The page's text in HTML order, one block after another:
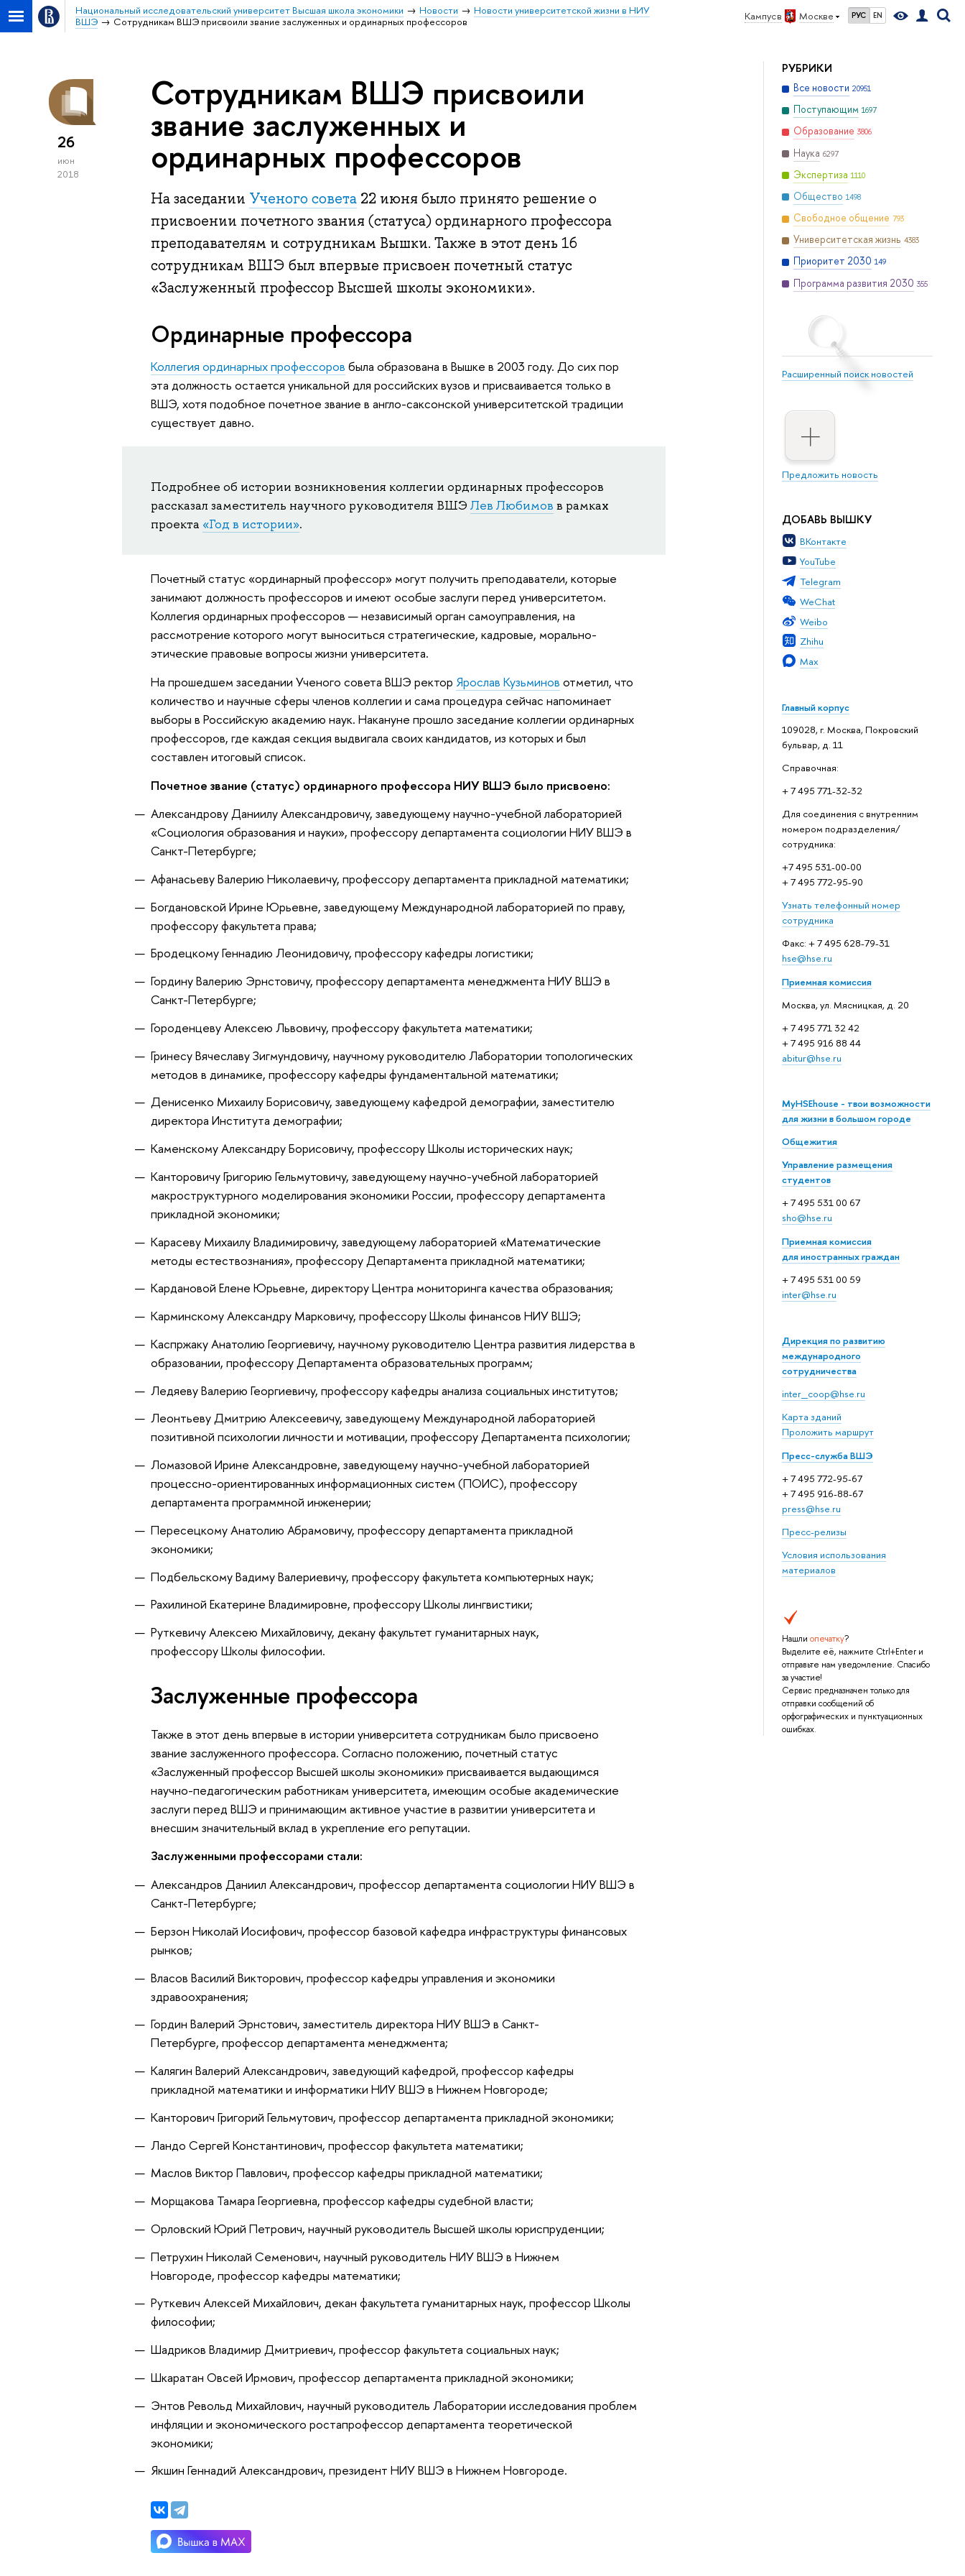
Кампус в Москве РУС EN
Национальный исследовательский университет Высшая школа экономики Новости
Новости университетской жизни в НИУ
ВШЭ
Сотрудникам ВШЭ присвоили звание заслуженных и ординарных профессоров
РУБРИКИ
Все новости 20951
Поступающим 1697
Образование 3806
Наука 6297
Экспертиза 1110
Общество 1498
Свободное общение 793
Университетская жизнь 4383
Приоритет 2030 149
Программа развития 2030 355
Расширенный поиск новостей
Предложить новость
ДОБАВЬ ВЫШКУ
ВКонтакте
YouTube
Telegram
WeChat
Weibo
Zhihu
Max
Главный корпус
109028, г. Москва, Покровский
бульвар, д. 11
Справочная:
+ 7 495 771-32-32
Для соединения с внутренним
номером подразделения/
сотрудника:
+7 495 531-00-00
+ 7 495 772-95-90
Узнать телефонный номер
сотрудника
Факс: + 7 495 628-79-31
hse@hse.ru
Приемная комиссия
Москва, ул. Мясницкая, д. 20
+ 7 495 771 32 42
+ 7 495 916 88 44
abitur@hse.ru
MyHSEhouse - твои возможности
для жизни в большом городе
Общежития
Управление размещения
студентов
+ 7 495 531 00 67
sho@hse.ru
Приемная комиссия
для иностранных граждан
+ 7 495 531 00 59
inter@hse.ru
Дирекция по развитию
международного
сотрудничества
inter_coop@hse.ru
Карта зданий
Проложить маршрут
Пресс-служба ВШЭ
+ 7 495 772-95-67
+ 7 495 916-88-67
press@hse.ru
Пресс-релизы
Условия использования
материалов
Нашли опечатку?
Выделите её, нажмите Ctrl+Enter и
отправьте нам уведомление. Спасибо
за участие!
Сервис предназначен только для
отправки сообщений об
орфографических и пунктуационных
ошибках.
26
июн
2018
Сотрудникам ВШЭ присвоили
звание заслуженных и
ординарных профессоров
На заседании Ученого совета22 июня было принято решение о
присвоении почетного звания (статуса) ординарного профессора
преподавателям и сотрудникам Вышки. Также в этот день 16
сотрудникам ВШЭ был впервые присвоен почетный статус
«Заслуженный профессор Высшей школы экономики».
Ординарные профессора
Коллегия ординарных профессоров была образована в Вышке в 2003 году. До сих пор
эта должность остается уникальной для российских вузов и присваивается только в
ВШЭ, хотя подобное почетное звание в англо-саксонской университетской традиции
существует давно.
Подробнее об истории возникновения коллегии ординарных профессоров
рассказал заместитель научного руководителя ВШЭ Лев Любимов в рамках
проекта «Год в истории».
Почетный статус «ординарный профессор» могут получить преподаватели, которые
занимают должность профессоров и имеют особые заслуги перед университетом.
Коллегия ординарных профессоров — независимый орган самоуправления, на
рассмотрение которого могут выноситься cтратегические, кадровые, морально-
этические правовые вопросы жизни университета.
На прошедшем заседании Ученого совета ВШЭ ректор Ярослав Кузьминов отметил, что
количество и научные сферы членов коллегии и сама процедура сейчас напоминает
выборы в Российскую академию наук. Накануне прошло заседание коллегии ординарных
профессоров, где каждая секция выдвигала своих кандидатов, из которых и был
составлен итоговый список.
Почетное звание (статус) ординарного профессора НИУ ВШЭ было присвоено:
Александрову Даниилу Александровичу, заведующему научно-учебной лабораторией
«Социология образования и науки», профессору департамента социологии НИУ ВШЭ в
Санкт-Петербурге;
Афанасьеву Валерию Николаевичу, профессору департамента прикладной математики;
Богдановской Ирине Юрьевне, заведующему Международной лабораторией по праву,
профессору факультета права;
Бродецкому Геннадию Леонидовичу, профессору кафедры логистики;
Гордину Валерию Эрнстовичу, профессору департамента менеджмента НИУ ВШЭ в
Санкт-Петербурге;
Городенцеву Алексею Львовичу, профессору факультета математики;
Гринесу Вячеславу Зигмундовичу, научному руководителю Лаборатории топологических
методов в динамике, профессору кафедры фундаментальной математики;
Денисенко Михаилу Борисовичу, заведующему кафедрой демографии, заместителю
директора Института демографии;
Каменскому Александру Борисовичу, профессору Школы исторических наук;
Канторовичу Григорию Гельмутовичу, заведующему научно-учебной лабораторией
макроструктурного моделирования экономики России, профессору департамента
прикладной экономики;
Карасеву Михаилу Владимировичу, заведующему лабораторией «Математические
методы естествознания», профессору Департамента прикладной математики;
Кардановой Елене Юрьевне, директору Центра мониторинга качества образования;
Карминскому Александру Марковичу, профессору Школы финансов НИУ ВШЭ;
Каспржаку Анатолию Георгиевичу, научному руководителю Центра развития лидерства в
образовании, профессору Департамента образовательных программ;
Ледяеву Валерию Георгиевичу, профессору кафедры анализа социальных институтов;
Леонтьеву Дмитрию Алексеевичу, заведующему Международной лабораторией
позитивной психологии личности и мотивации, профессору Департамента психологии;
Ломазовой Ирине Александровне, заведующему научно-учебной лабораторией
процессно-ориентированных информационных систем (ПОИС), профессору
департамента программной инженерии;
Пересецкому Анатолию Абрамовичу, профессору департамента прикладной
экономики;
Подбельскому Вадиму Валериевичу, профессору факультета компьютерных наук;
Рахилиной Екатерине Владимировне, профессору Школы лингвистики;
Руткевичу Алексею Михайловичу, декану факультет гуманитарных наук,
профессору Школы философии.
Заслуженные профессора
Также в этот день впервые в истории университета сотрудникам было присвоено
звание заслуженного профессора. Согласно положению, почетный статус
«Заслуженный профессор Высшей школы экономики» присваивается выдающимся
научно-педагогическим работникам университета, имеющим особые академические
заслуги перед ВШЭ и принимающим активное участие в развитии университета и
внесшим значительный вклад в укрепление его репутации.
Заслуженными профессорами стали:
Александров Даниил Александрович, профессор департамента социологии НИУ ВШЭ в
Санкт-Петербурге;
Берзон Николай Иосифович, профессор базовой кафедра инфраструктуры финансовых
рынков;
Власов Василий Викторович, профессор кафедры управления и экономики
здравоохранения;
Гордин Валерий Эрнстович, заместитель директора НИУ ВШЭ в Санкт-
Петербурге, профессор департамента менеджмента;
Калягин Валерий Александрович, заведующий кафедрой, профессор кафедры
прикладной математики и информатики НИУ ВШЭ в Нижнем Новгороде;
Канторович Григорий Гельмутович, профессор департамента прикладной экономики;
Ландо Сергей Константинович, профессор факультета математики;
Маслов Виктор Павлович, профессор кафедры прикладной математики;
Морщакова Тамара Георгиевна, профессор кафедры судебной власти;
Орловский Юрий Петрович, научный руководитель Высшей школы юриспруденции;
Петрухин Николай Семенович, научный руководитель НИУ ВШЭ в Нижнем
Новгороде, профессор кафедры математики;
Руткевич Алексей Михайлович, декан факультета гуманитарных наук, профессор Школы
философии;
Шадриков Владимир Дмитриевич, профессор факультета социальных наук;
Шкаратан Овсей Ирмович, профессор департамента прикладной экономики;
Энтов Револьд Михайлович, научный руководитель Лаборатории исследования проблем
инфляции и экономического ростапрофессор департамента теоретической
экономики;
Якшин Геннадий Александрович, президент НИУ ВШЭ в Нижнем Новгороде.